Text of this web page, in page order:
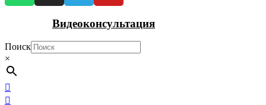
Видеоконсультация
Поиск
×